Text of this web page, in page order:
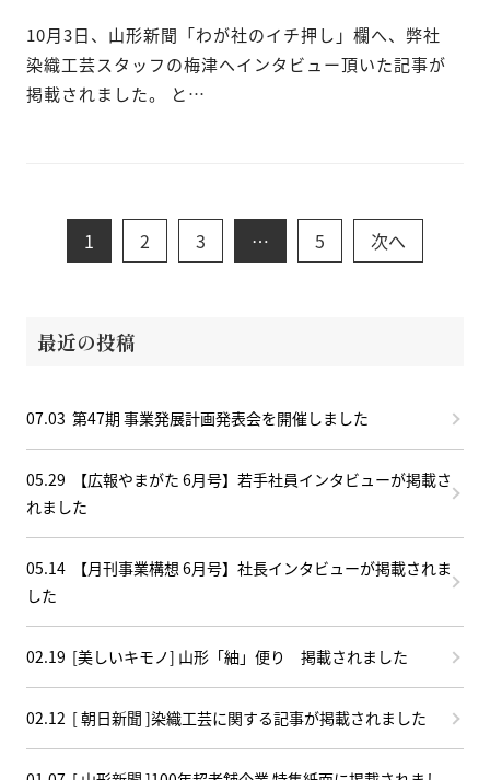
10月3日、山形新聞「わが社のイチ押し」欄へ、弊社
染織工芸スタッフの梅津へインタビュー頂いた記事が
掲載されました。 と…
り
1 2 3 … 5 次へ
最近の投稿
07.03 第47期 事業発展計画発表会を開催しました
05.29
【広報やまがた 6月号】若手社員インタビューが掲載さ
れました
05.14
【月刊事業構想 6月号】社長インタビューが掲載されま
した
02.19 [美しいキモノ] 山形「紬」便り 掲載されました
02.12 [ 朝日新聞 ]染織工芸に関する記事が掲載されました